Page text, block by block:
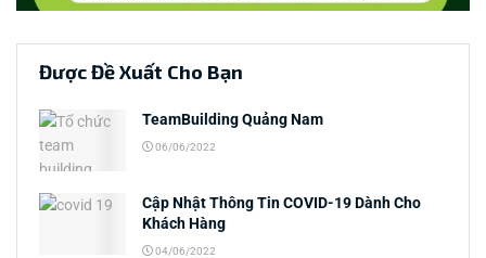
Được Đề Xuất Cho Bạn
TeamBuilding Quảng Nam
06/06/2022
Cập Nhật Thông Tin COVID-19 Dành Cho
Khách Hàng
04/06/2022